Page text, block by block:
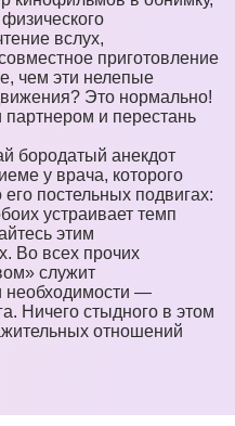
вслух,
приготовление
чем эти нелепые
Это нормально!
партнером и перестань
бородатый анекдот
у врача, которого
постельных подвигах:
устраивает темп
этим
Во всех прочих
служит
необходимости —
Ничего стыдного в этом
отношений